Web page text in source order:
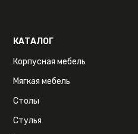
КАТАЛОГ
Корпусная мебель
Мягкая мебель
Столы
Стулья